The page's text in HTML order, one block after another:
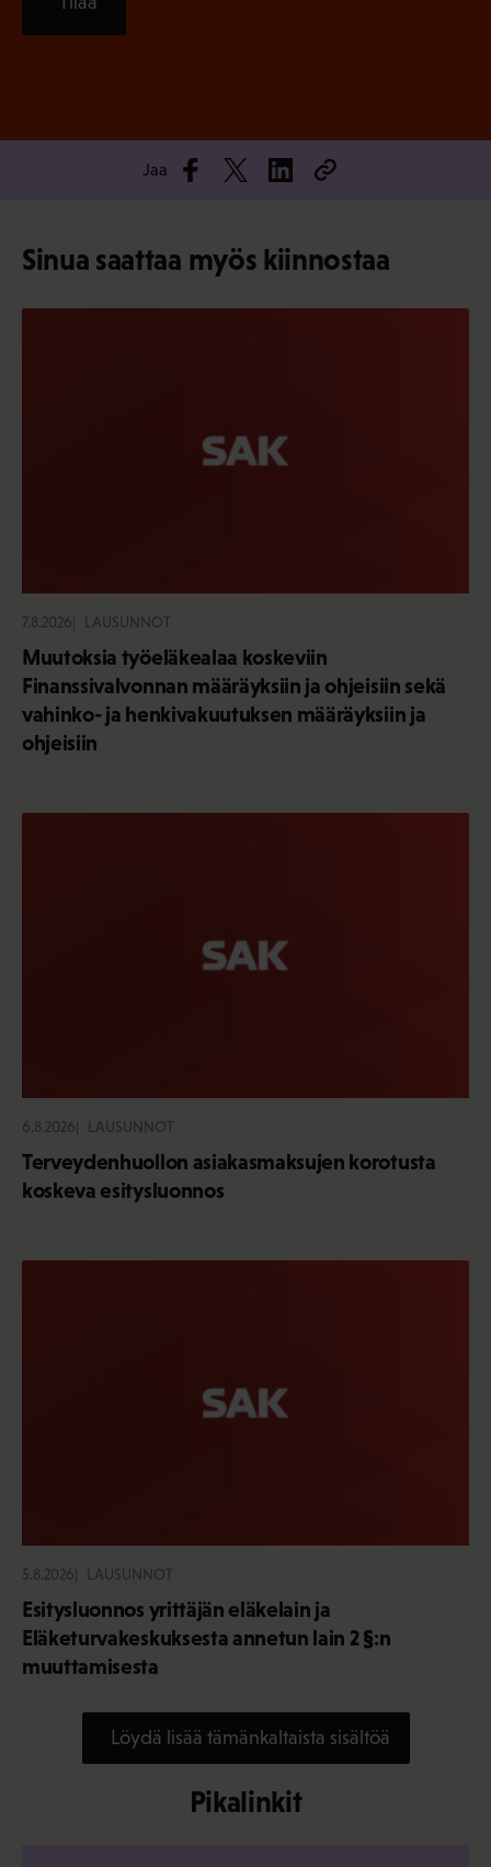
Jaa
Sinua saattaa myös kiinnostaa
7.8.2026 LAUSUNNOT
Muutoksia työeläkealaa koskeviin
Finanssivalvonnan määräyksiin ja ohjeisiin sekä
vahinko- ja henkivakuutuksen määräyksiin ja
ohjeisiin
6.8.2026 LAUSUNNOT
Terveydenhuollon asiakasmaksujen korotusta
koskeva esitysluonnos
5.8.2026 LAUSUNNOT
Esitysluonnos yrittäjän eläkelain ja
Eläketurvakeskuksesta annetun lain 2 §:n
muuttamisesta
Löydä lisää tämänkaltaista sisältöä
Pikalinkit